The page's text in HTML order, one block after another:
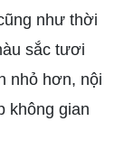
như thời
sắc tươi
nhỏ hơn, nội
không gian